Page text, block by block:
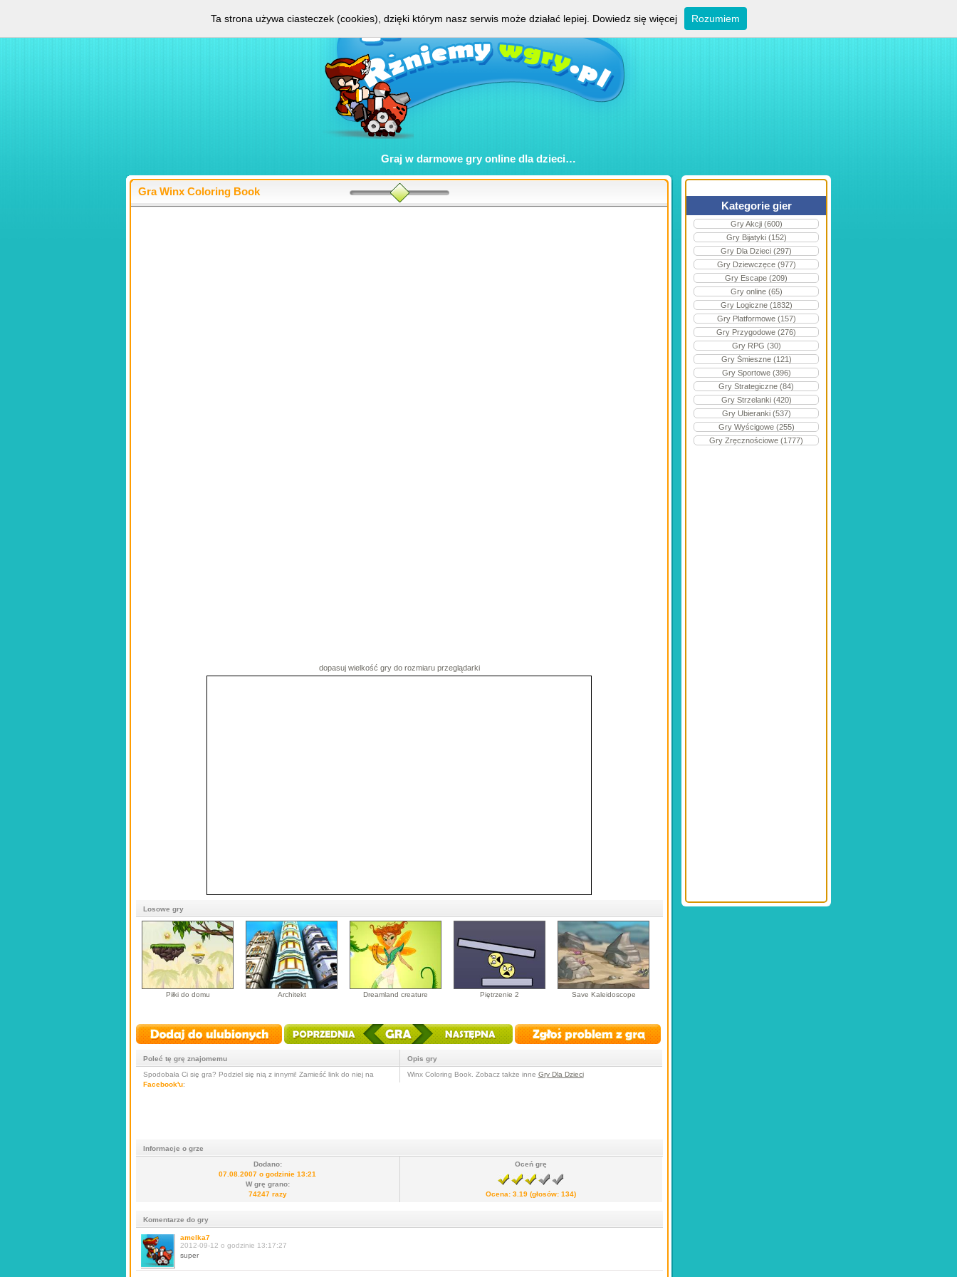
Graj w darmowe gry online dla dzieci…
Gra Winx Coloring Book
dopasuj wielkość gry do rozmiaru przeglądarki
Losowe gry
Piłki do domu Architekt Dreamland creature Piętrzenie 2 Save Kaleidoscope
Poleć tę grę znajomemu
Spodobała Ci się gra? Podziel się nią z innymi! Zamieść link do niej na
Facebook'u:
Opis gry
Winx Coloring Book. Zobacz także inne Gry Dla Dzieci
Informacje o grze
Dodano:
07.08.2007 o godzinie 13:21
W grę grano:
74247 razy
Oceń grę
Ocena: 3.19 (głosów: 134)
Komentarze do gry
amelka7
2012-09-12 o godzinie 13:17:27
super
Kategorie gier
Gry Akcji (600)
Gry Bijatyki (152)
Gry Dla Dzieci (297)
Gry Dziewczęce (977)
Gry Escape (209)
Gry online (65)
Gry Logiczne (1832)
Gry Platformowe (157)
Gry Przygodowe (276)
Gry RPG (30)
Gry Śmieszne (121)
Gry Sportowe (396)
Gry Strategiczne (84)
Gry Strzelanki (420)
Gry Ubieranki (537)
Gry Wyścigowe (255)
Gry Zręcznościowe (1777)
Ta strona używa ciasteczek (cookies), dzięki którym nasz serwis może działać lepiej. Dowiedz się więcej Rozumiem